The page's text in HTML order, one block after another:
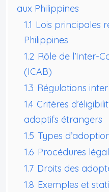
aux Philippines
1.1 Lois principales
Philippines
1.2 Rôle de l’Inter-
(ICAB)
1.3 Régulations
1.4 Critères
adoptifs étrangers
1.5 Types
1.6 Procédures
1.7 Droits des
1.8 Exemples et